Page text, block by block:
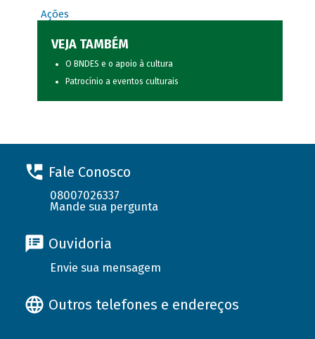
Ações
VEJA TAMBÉM
O BNDES e o apoio à cultura
Patrocínio a eventos culturais
Fale Conosco
08007026337
Mande sua pergunta
Ouvidoria
Envie sua mensagem
Outros telefones e endereços